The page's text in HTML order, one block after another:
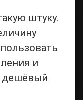
штуку.
и
дешёвый